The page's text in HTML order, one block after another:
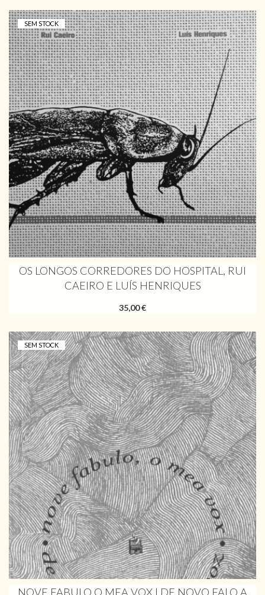
SEM STOCK
OS LONGOS CORREDORES DO HOSPITAL, RUI
CAEIRO E LUÍS HENRIQUES
35,00 €
SEM STOCK
NOVE FABULO O MEA VOX | DE NOVO FALO A